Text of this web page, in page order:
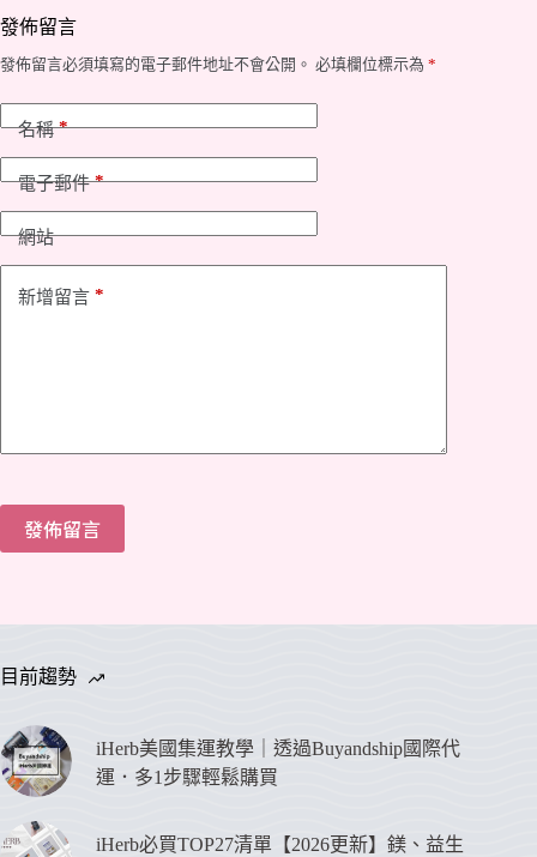
發佈留言
發佈留言必須填寫的電子郵件地址不會公開。 必填欄位標示為 *
名稱*
電子郵件*
網站
新增留言 *
發佈留言
目前趨勢
iHerb美國集運教學｜透過Buyandship國際代
運．多1步驟輕鬆購買
iHerb必買TOP27清單【2026更新】鎂、益生